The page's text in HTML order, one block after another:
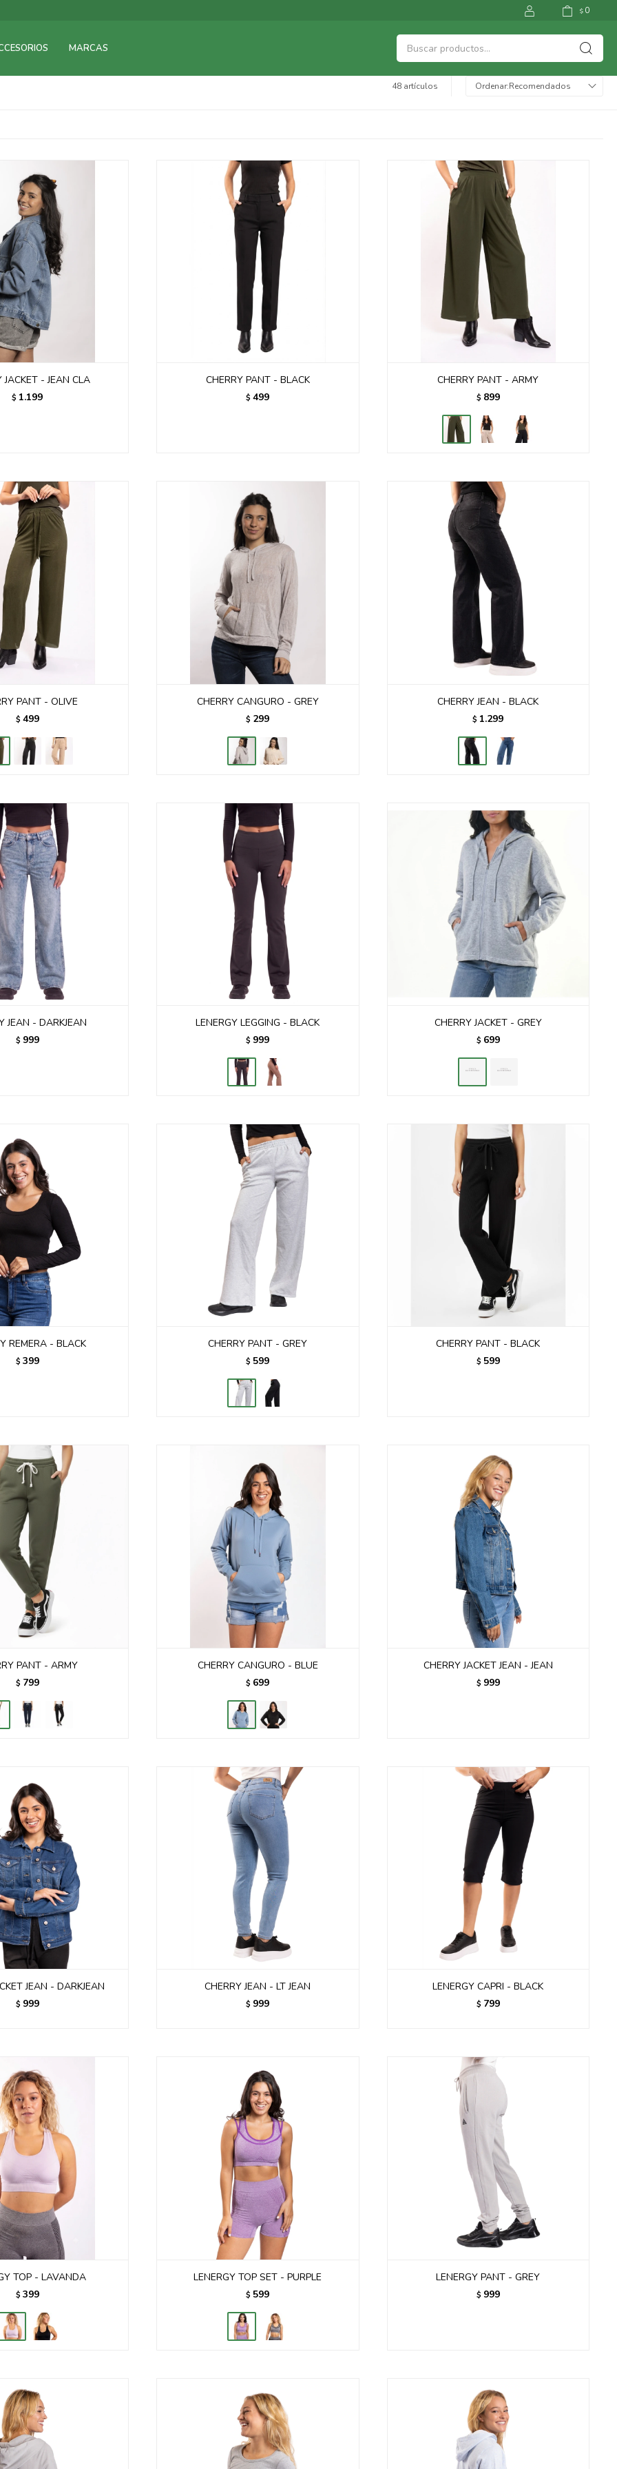
MARCAS
$ 0
48 artículos Recomendados
JACKET - JEAN CLA
$ 1.199
CHERRY PANT - BLACK
$ 499
CHERRY PANT - ARMY
$ 899
PANT - OLIVE
$ 499
CHERRY CANGURO - GREY
$ 299
CHERRY JEAN - BLACK
$ 1.299
JEAN - DARKJEAN
$ 999
LENERGY LEGGING - BLACK
$ 999
CHERRY JACKET - GREY
$ 699
REMERA - BLACK
$ 399
CHERRY PANT - GREY
$ 599
CHERRY PANT - BLACK
$ 599
PANT - ARMY
$ 799
CHERRY CANGURO - BLUE
$ 699
CHERRY JACKET JEAN - JEAN
$ 999
JEAN - DARKJEAN
$ 999
CHERRY JEAN - LT JEAN
$ 999
LENERGY CAPRI - BLACK
$ 799
TOP - LAVANDA
$ 399
LENERGY TOP SET - PURPLE
$ 599
LENERGY PANT - GREY
$ 999